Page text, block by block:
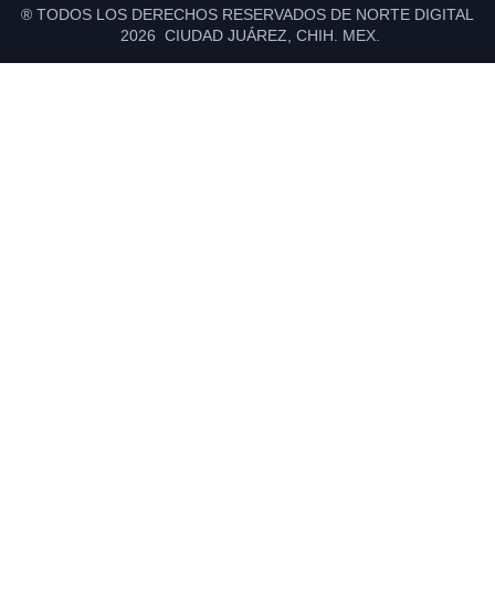
® TODOS LOS DERECHOS RESERVADOS DE NORTE DIGITAL
2026 CIUDAD JUÁREZ, CHIH. MEX.